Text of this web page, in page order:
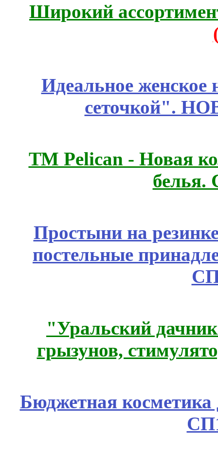
Широкий
Идеальное женское
сеточкой".
ТМ Pelican - Новая
белья.
Простыни на
постельные
"Уральский
грызунов,
Бюджетная косметика